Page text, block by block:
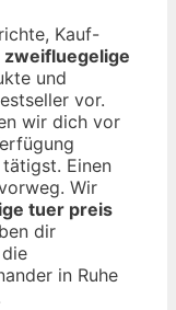
Kauf-
zweifluegelige
und
vor.
wir dich vor
Einen
Wir
tuer preis
dir
in Ruhe